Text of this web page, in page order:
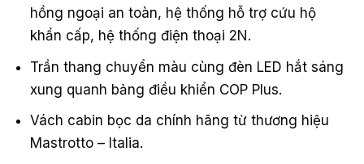
hồng ngoại an toàn, hệ thống hỗ trợ cứu hộ
khẩn cấp, hệ thống điện thoại 2N.
Trần thang chuyển màu cùng đèn LED hắt sáng
xung quanh bảng điều khiển COP Plus.
Vách cabin bọc da chính hãng từ thương hiệu
Mastrotto – Italia.